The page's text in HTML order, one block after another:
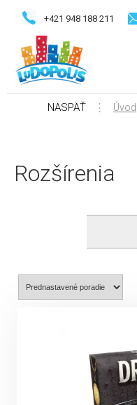
+421 948 188 211
NASPÄŤ ⋮ Úvod
Rozšírenia